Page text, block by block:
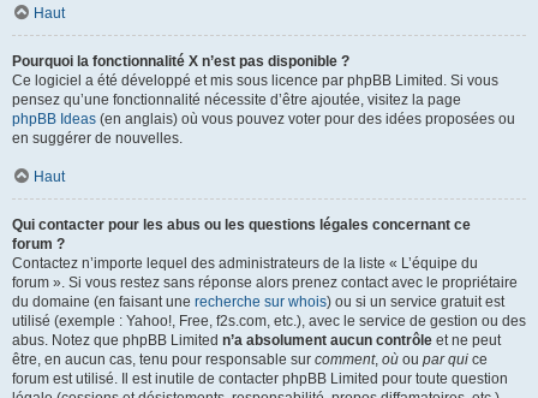
Haut
Pourquoi la fonctionnalité X n’est pas disponible ?
Ce logiciel a été développé et mis sous licence par phpBB Limited. Si vous
pensez qu’une fonctionnalité nécessite d’être ajoutée, visitez la page
phpBB Ideas (en anglais) où vous pouvez voter pour des idées proposées ou
en suggérer de nouvelles.
Haut
Qui contacter pour les abus ou les questions légales concernant ce
forum ?
Contactez n’importe lequel des administrateurs de la liste « L’équipe du
forum ». Si vous restez sans réponse alors prenez contact avec le propriétaire
du domaine (en faisant une recherche sur whois) ou si un service gratuit est
utilisé (exemple : Yahoo!, Free, f2s.com, etc.), avec le service de gestion ou des
abus. Notez que phpBB Limited n’a absolument aucun contrôle et ne peut
être, en aucun cas, tenu pour responsable sur comment, où ou par qui ce
forum est utilisé. Il est inutile de contacter phpBB Limited pour toute question